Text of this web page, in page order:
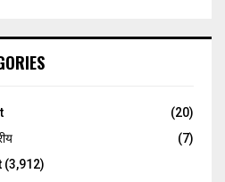
(20)
(7)
(3,912)